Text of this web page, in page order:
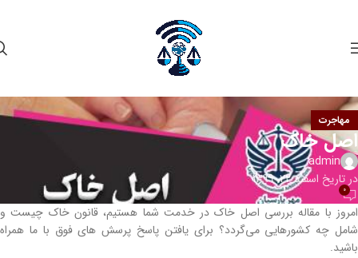
مهاجرت
اصل خاک
admin
در تاریخ اسفند 22, 1399
0
امروز با مقاله بررسی اصل خاک در خدمت شما هستیم، قانون خاک چیست و
شامل چه کشورهایی می‌گردد؟ برای یافتن پاسخ پرسش های فوق با ما همراه
باشید.